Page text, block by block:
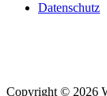
Datenschutz
Copyright © 2026